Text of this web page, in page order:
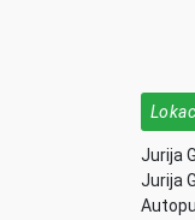
Jurija
Jurija